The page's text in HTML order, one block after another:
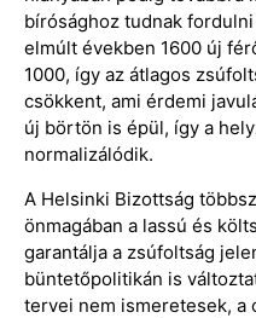
bírósághoz tudnak
elmúlt években 1600 új
1000, így az átlagos
csökkent, ami érdemi
új börtön is épül, így a
normalizálódik.
A Helsinki Bizottság
önmagában a lassú és
garantálja a zsúfoltság
büntetőpolitikán is
tervei nem ismeretesek,